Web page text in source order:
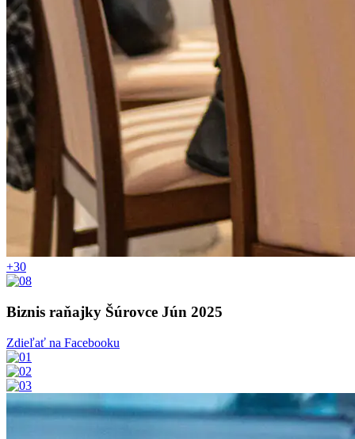
+30
Biznis raňajky Šúrovce Jún 2025
Zdieľať na Facebooku